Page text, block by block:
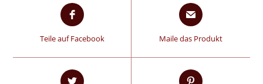
Teile auf Facebook Maile das Produkt